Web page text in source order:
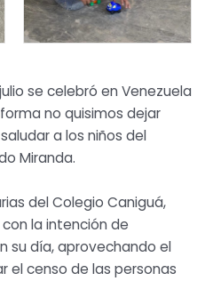
se celebró en Venezuela
no quisimos dejar
a los niños del
Miranda.
del Colegio Caniguá,
la intención de
su día, aprovechando el
el censo de las personas